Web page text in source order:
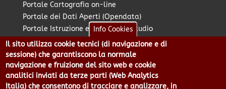
Portale Cartografia on-line
Portale dei Dati Aperti (Opendata)
Portale Istruzione e Diritto allo Studio
Portale Marketing Territoriale
Portale Piano Strategico Metropolitano
Portale PUMS di GenovaMetropoli
Portale Stazione Unica Appaltante
Info Cookies
Il sito utilizza cookie tecnici (di navigazione e di
sessione) che garantiscono la normale
navigazione e fruizione del sito web e cookie
analitici inviati da terze parti (Web Analytics
Italia) che consentono di tracciare e analizzare, in